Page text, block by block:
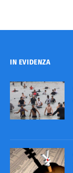
IN EVIDENZA